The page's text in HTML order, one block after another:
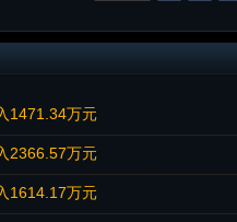
1471.34万元
2366.57万元
1614.17万元